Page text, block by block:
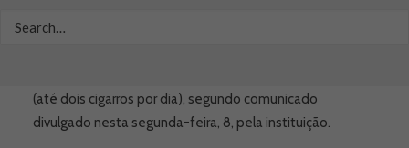
Clínicas (LiNC) da Universidade Federal de São Paulo
(até dois cigarros por dia), segundo comunicado
divulgado nesta segunda-feira, 8, pela instituição.